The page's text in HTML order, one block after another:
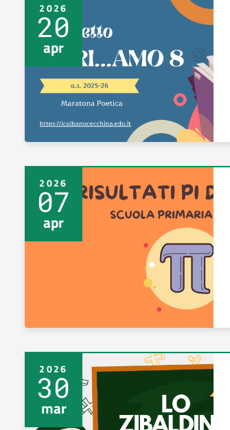
2026
20
apr
2026
07
apr
2026
30
mar